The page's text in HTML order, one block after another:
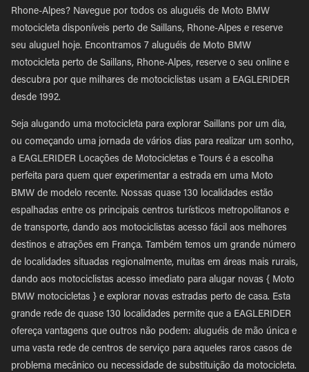
Rhone-Alpes? Navegue por todos os aluguéis de Moto BMW
motocicleta disponíveis perto de Saillans, Rhone-Alpes e reserve
seu aluguel hoje. Encontramos 7 aluguéis de Moto BMW
motocicleta perto de Saillans, Rhone-Alpes, reserve o seu online e
descubra por que milhares de motociclistas usam a EAGLERIDER
desde 1992.
Seja alugando uma motocicleta para explorar Saillans por um dia,
ou começando uma jornada de vários dias para realizar um sonho,
a EAGLERIDER Locações de Motocicletas e Tours é a escolha
perfeita para quem quer experimentar a estrada em uma Moto
BMW de modelo recente. Nossas quase 130 localidades estão
espalhadas entre os principais centros turísticos metropolitanos e
de transporte, dando aos motociclistas acesso fácil aos melhores
destinos e atrações em França. Também temos um grande número
de localidades situadas regionalmente, muitas em áreas mais rurais,
dando aos motociclistas acesso imediato para alugar novas { Moto
BMW motocicletas } e explorar novas estradas perto de casa. Esta
grande rede de quase 130 localidades permite que a EAGLERIDER
ofereça vantagens que outros não podem: aluguéis de mão única e
uma vasta rede de centros de serviço para aqueles raros casos de
problema mecânico ou necessidade de substituição da motocicleta.